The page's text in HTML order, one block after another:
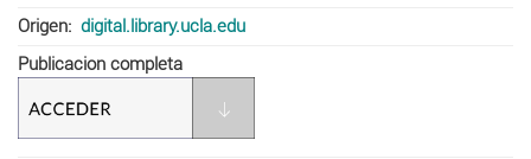
Origen
digital.library.ucla.edu
Publicacion completa